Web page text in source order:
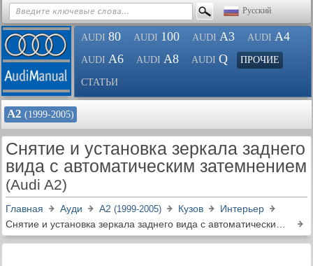
Русский
AUDI 80 AUDI 100 AUDI A3 AUDI A4
AUDI A6 AUDI A8 AUDI Q ПРОЧИЕ
СТАТЬИ
А2 (1999-2005)
Снятие и установка зеркала заднего
вида с автоматическим затемнением
(Audi A2)
Главная Ауди А2 (1999-2005) Кузов
Интерьер